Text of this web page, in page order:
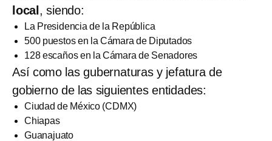
local , siendo:
La Presidencia de la República
500 puestos en la Cámara de Diputados
128 escaños en la Cámara de Senadores
Así como las gubernaturas y jefatura de
gobierno de las siguientes entidades:
Ciudad de México (CDMX)
Chiapas
Guanajuato